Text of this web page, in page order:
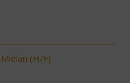
(H/F)